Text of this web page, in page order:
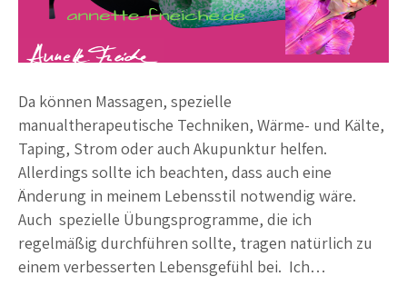
Da können Massagen, spezielle
manualtherapeutische Techniken, Wärme- und Kälte,
Taping, Strom oder auch Akupunktur helfen.
Allerdings sollte ich beachten, dass auch eine
Änderung in meinem Lebensstil notwendig wäre.
Auch spezielle Übungsprogramme, die ich
regelmäßig durchführen sollte, tragen natürlich zu
einem verbesserten Lebensgefühl bei. Ich…